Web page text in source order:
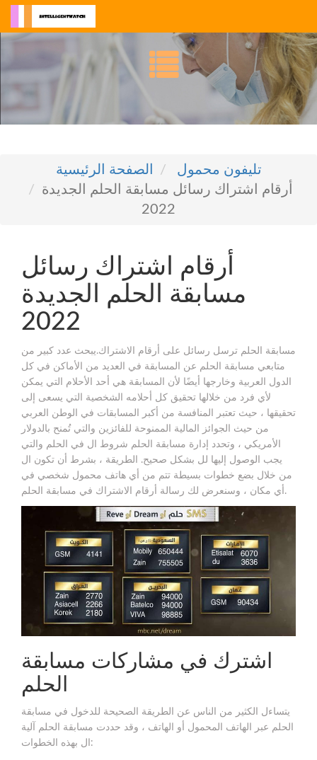
الصفحة الرئيسية
تليفون محمول
أرقام اشتراك رسائل مسابقة الحلم الجديدة
2022
أرقام اشتراك رسائل
مسابقة الحلم الجديدة
2022
مسابقة الحلم ترسل رسائل على أرقام الاشتراك.يبحث عدد كبير من
متابعي مسابقة الحلم عن المسابقة في العديد من الأماكن في كل
الدول العربية وخارجها أيضًا لأن المسابقة هي أحد الأحلام التي يمكن
لأي فرد من خلالها تحقيق كل أحلامه الشخصية التي يسعى إلى
تحقيقها ، حيث تعتبر المنافسة من أكبر المسابقات في الوطن العربي
من حيث الجوائز المالية الممنوحة للفائزين والتي تُمنح بالدولار
الأمريكي ، وتحدد إدارة مسابقة الحلم شروط ال في الحلم والتي
يجب الوصول إليها لل بشكل صحيح. الطريقة ، بشرط أن تكون ال
من خلال بضع خطوات بسيطة تتم من أي هاتف محمول شخصي في
أي مكان ، وسنعرض لك رسالة أرقام الاشتراك في مسابقة الحلم.
اشترك في مشاركات مسابقة
الحلم
يتساءل الكثير من الناس عن الطريقة الصحيحة للدخول في مسابقة
الحلم عبر الهاتف المحمول أو الهاتف ، وقد حددت مسابقة الحلم آلية
ال بهذه الخطوات: